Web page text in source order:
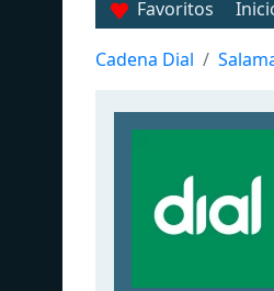
Favoritos
Cadena Dial